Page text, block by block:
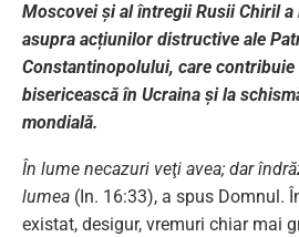
Moscovei și al întregii Rusii Chiril
asupra acțiunilor distructive ale
Constantinopolului, care contribuie
bisericească în Ucraina și la
mondială.
În lume necazuri veţi avea; dar
lumea (In. 16:33), a spus Domnul.
existat, desigur, vremuri chiar mai